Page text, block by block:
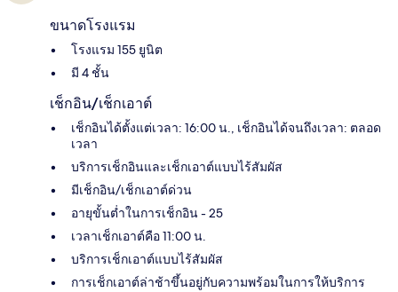
ขนาดโรงแรม
โรงแรม 155 ยูนิต
มี 4 ชั้น
เช็กอิน/เช็กเอาต์
เช็กอินได้ตั้งแต่เวลา: 16:00 น., เช็กอินได้จนถึงเวลา: ตลอด
เวลา
บริการเช็กอินและเช็กเอาต์แบบไร้สัมผัส
มีเช็กอิน/เช็กเอาต์ด่วน
อายุขั้นต่ำในการเช็กอิน - 25
เวลาเช็กเอาต์คือ 11:00 น.
บริการเช็กเอาต์แบบไร้สัมผัส
การเช็กเอาต์ล่าช้าขึ้นอยู่กับความพร้อมในการให้บริการ